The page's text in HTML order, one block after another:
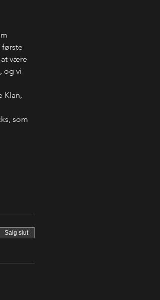
første
at være
og vi
Klan,
som
Salg slut